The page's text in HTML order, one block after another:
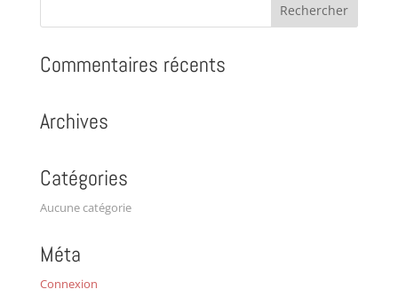
Commentaires récents
Archives
Catégories
Aucune catégorie
Méta
Connexion